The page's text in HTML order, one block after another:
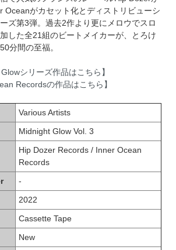
Oceanがカセット化とディストリビューシ
ズ第3弾。過去2作より更にメロウでスロ
した全21組のビートメイカーが、とろけ
分間の至福。
シリーズ作品はこちら】
Recordsの作品はこちら】
Various Artists
Midnight Glow Vol. 3
Hip Dozer Records / Inner Ocean
Records
-
2022
Cassette Tape
New